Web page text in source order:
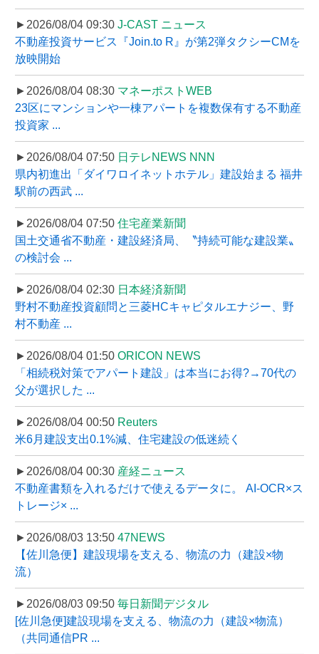
►2026/08/04 09:30 J-CAST ニュース
不動産投資サービス『Join.to R』が第2弾タクシーCMを
放映開始
►2026/08/04 08:30 マネーポストWEB
23区にマンションや一棟アパートを複数保有する不動産
投資家 ...
►2026/08/04 07:50 日テレNEWS NNN
県内初進出「ダイワロイネットホテル」建設始まる 福井
駅前の西武 ...
►2026/08/04 07:50 住宅産業新聞
国土交通省不動産・建設経済局、〝持続可能な建設業〟
の検討会 ...
►2026/08/04 02:30 日本経済新聞
野村不動産投資顧問と三菱HCキャピタルエナジー、野
村不動産 ...
►2026/08/04 01:50 ORICON NEWS
「相続税対策でアパート建設」は本当にお得?→70代の
父が選択した ...
►2026/08/04 00:50 Reuters
米6月建設支出0.1%減、住宅建設の低迷続く
►2026/08/04 00:30 産経ニュース
不動産書類を入れるだけで使えるデータに。 AI-OCR×ス
トレージ× ...
►2026/08/03 13:50 47NEWS
【佐川急便】建設現場を支える、物流の力（建設×物
流）
►2026/08/03 09:50 毎日新聞デジタル
[佐川急便]建設現場を支える、物流の力（建設×物流）
（共同通信PR ...